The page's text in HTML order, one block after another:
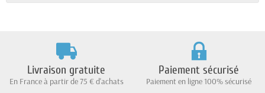
Livraison gratuite
En France à partir de 75 € d'achats
Paiement sécurisé
Paiement en ligne 100% sécurisé